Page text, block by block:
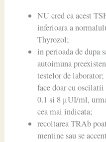
NU cred ca acest
inferioara a
Thyrozol;
in perioada de dupa
autoimuna
testelor de laborator;
face doar cu
0.1 si 8 μUI/ml,
cea mai indicata;
recoltarea TRAb
mentine sau se